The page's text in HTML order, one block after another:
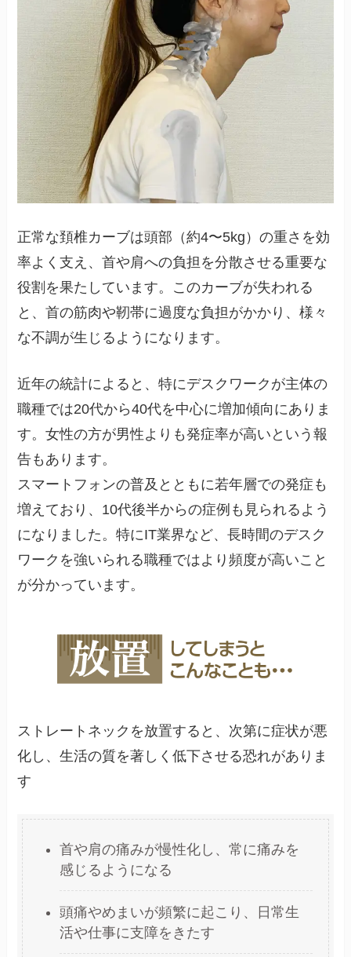
正常な頚椎カーブは頭部（約4〜5kg）の重さを効
率よく支え、首や肩への負担を分散させる重要な
役割を果たしています。このカーブが失われる
と、首の筋肉や靭帯に過度な負担がかかり、様々
な不調が生じるようになります。
近年の統計によると、特にデスクワークが主体の
職種では20代から40代を中心に増加傾向にありま
す。女性の方が男性よりも発症率が高いという報
告もあります。
スマートフォンの普及とともに若年層での発症も
増えており、10代後半からの症例も見られるよう
になりました。特にIT業界など、長時間のデスク
ワークを強いられる職種ではより頻度が高いこと
が分かっています。
ストレートネックを放置すると、次第に症状が悪
化し、生活の質を著しく低下させる恐れがありま
す
首や肩の痛みが慢性化し、常に痛みを
感じるようになる
頭痛やめまいが頻繁に起こり、日常生
活や仕事に支障をきたす